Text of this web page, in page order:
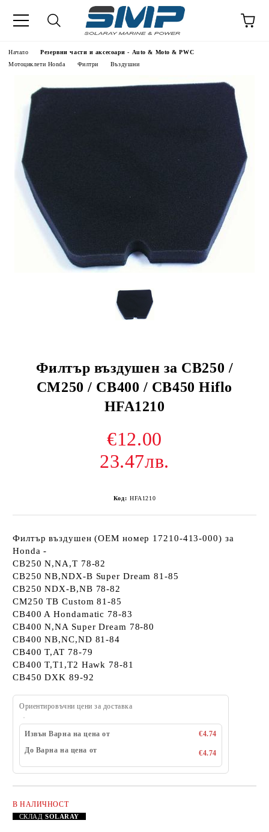
Начало
Резервни части и аксесоари - Auto & Moto & PWC
Мотоциклети Honda
Филтри Въздушни
Филтър въздушен за CB250 /
CM250 / CB400 / CB450 Hiflo
HFA1210
€12.00
23.47лв.
Код: HFA1210
Филтър въздушен (OEM номер 17210-413-000) за
Honda -
CB250 N,NA,T 78-82
CB250 NB,NDX-B Super Dream 81-85
CB250 NDX-B,NB 78-82
CM250 TB Custom 81-85
CB400 A Hondamatic 78-83
CB400 N,NA Super Dream 78-80
CB400 NB,NC,ND 81-84
CB400 T,AT 78-79
CB400 T,T1,T2 Hawk 78-81
CB450 DXK 89-92
Ориентировъчни цени за доставка
Извън Варна на цена от
€4.74
До Варна на цена от
€4.74
В НАЛИЧНОСТ
СКЛАДSOLARAY